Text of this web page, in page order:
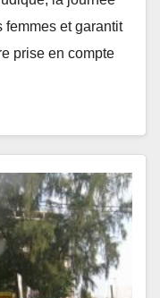
femmes et garantit
prise en compte